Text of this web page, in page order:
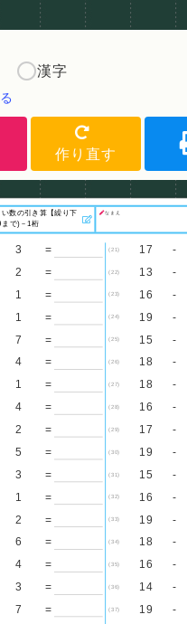
漢字
作り直す
なまえ
3 =
2 =
1 =
1 =
7 =
4 =
1 =
4 =
2 =
5 =
3 =
1 =
2 =
6 =
4 =
3 =
7 =
(21) 17 -
(22) 13 -
(23) 16 -
(24) 19 -
(25) 15 -
(26) 18 -
(27) 18 -
(28) 16 -
(29) 17 -
(30) 19 -
(31) 15 -
(32) 16 -
(33) 19 -
(34) 18 -
(35) 16 -
(36) 14 -
(37) 19 -